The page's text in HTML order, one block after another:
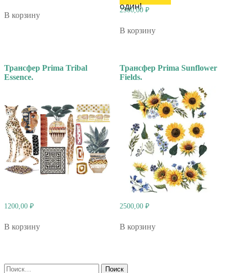
В корзину
один!
2500,00 ₽
В корзину
Трансфер Prima Tribal
Essence.
1200,00 ₽
В корзину
Трансфер Prima Sunflower
Fields.
2500,00 ₽
В корзину
Найти: